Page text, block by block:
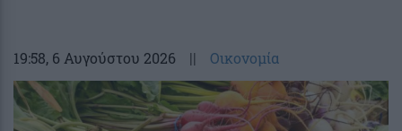
19:58, 6 Αυγούστου 2026 || Οικονομία